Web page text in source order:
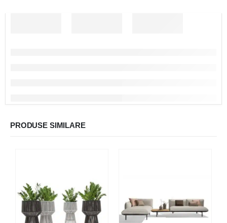
PRODUSE SIMILARE